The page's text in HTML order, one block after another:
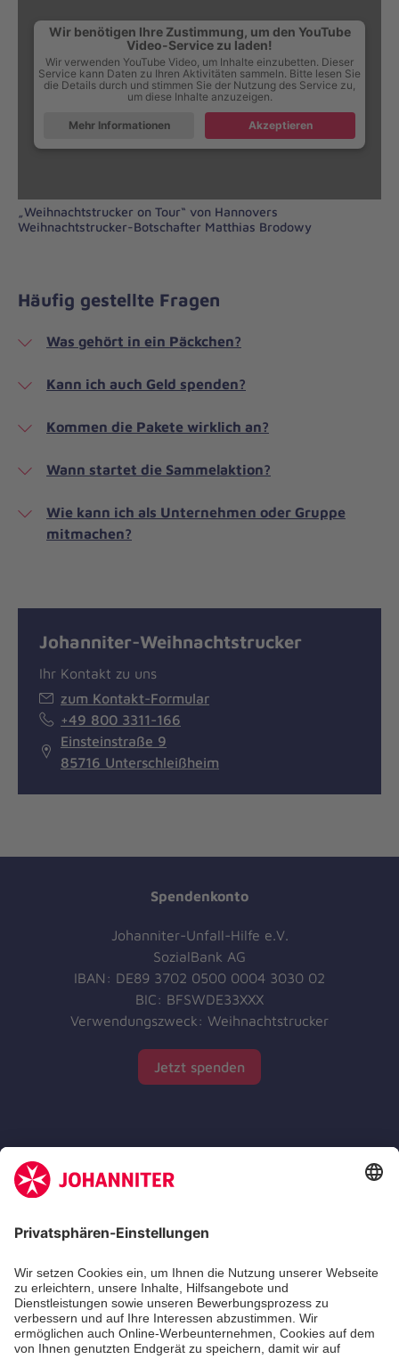
Wir benötigen Ihre Zustimmung, um den YouTube
Video-Service zu laden!
Wir verwenden YouTube Video, um Inhalte einzubetten. Dieser
Service kann Daten zu Ihren Aktivitäten sammeln. Bitte lesen Sie
die Details durch und stimmen Sie der Nutzung des Service zu,
um diese Inhalte anzuzeigen.
Mehr Informationen Akzeptieren
„Weihnachtstrucker on Tour“ von Hannovers
Weihnachtstrucker-Botschafter Matthias Brodowy
Häufig gestellte Fragen
Was gehört in ein Päckchen?
Kann ich auch Geld spenden?
Kommen die Pakete wirklich an?
Wann startet die Sammelaktion?
Wie kann ich als Unternehmen oder Gruppe
mitmachen?
Johanniter-Weihnachtstrucker
Ihr Kontakt zu uns
zum Kontakt-Formular
+49 800 3311-166
Einsteinstraße 9
85716 Unterschleißheim
Spendenkonto
Johanniter-Unfall-Hilfe e.V.
SozialBank AG
IBAN: DE89 3702 0500 0004 3030 02
BIC: BFSWDE33XXX
Verwendungszweck: Weihnachtstrucker
Jetzt spenden
Abgabestellen